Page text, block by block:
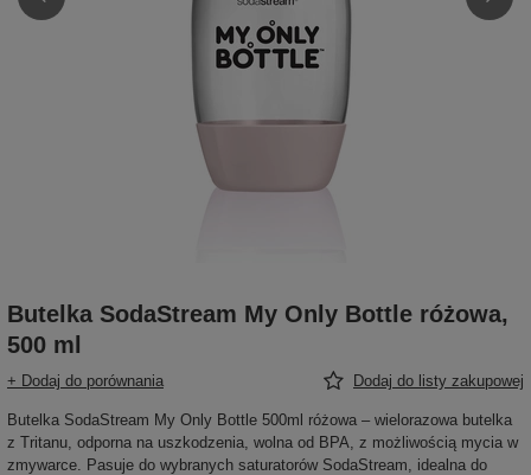
Butelka SodaStream My Only Bottle różowa,
500 ml
+ Dodaj do porównania Dodaj do listy zakupowej
Butelka SodaStream My Only Bottle 500ml różowa – wielorazowa butelka
z Tritanu, odporna na uszkodzenia, wolna od BPA, z możliwością mycia w
zmywarce. Pasuje do wybranych saturatorów SodaStream, idealna do